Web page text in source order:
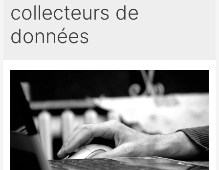
collecteurs de
données